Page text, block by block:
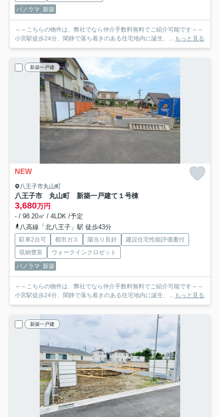
パノラマ 新築
～～こちらの物件は、弊社でなら仲介手数料無料でご紹介可能です～～
小宮駅徒歩24分、閑静で落ち着きのある住宅地内に誕生、...
もっと見る
新築一戸建
NEW
八王子市丸山町
八王子市 丸山町 新築一戸建て １号棟
3,680万円
- / 98.20㎡ / 4LDK /予定
八高線「北八王子」駅 徒歩43分
駐車2台可 都市ガス 陽当り良好
建設住宅性能評価書付
収納豊富
ウォークインクロゼット
パノラマ 新築
～～こちらの物件は、弊社でなら仲介手数料無料でご紹介可能です～～
小宮駅徒歩24分、閑静で落ち着きのある住宅地内に誕生、...
もっと見る
新築一戸建